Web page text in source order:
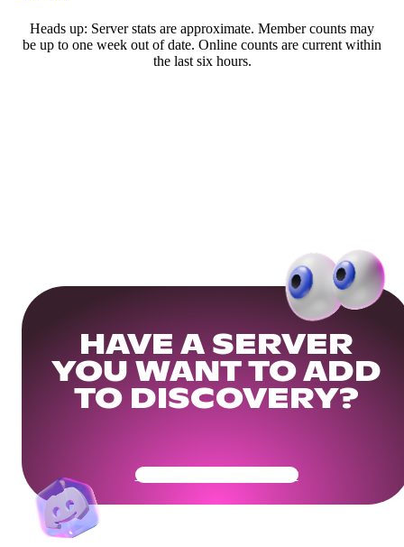
Heads up: Server stats are approximate. Member counts may
be up to one week out of date. Online counts are current within
the last six hours.
HAVE A SERVER
YOU WANT TO ADD
TO DISCOVERY?
Get Your Community Ready